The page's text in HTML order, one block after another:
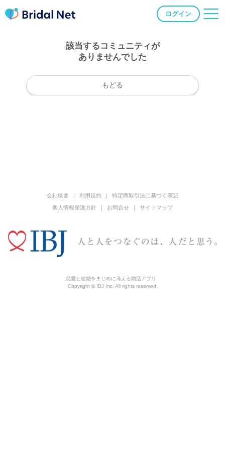
ログイン
該当するコミュニティが
ありませんでした
もどる
会社概要 利用規約
特定商取引法に基づく表記
個人情報保護方針
お問合せ サイトマップ
恋愛と結婚をまじめに考える婚活アプリ
Copyright © IBJ Inc. All rights reserved.